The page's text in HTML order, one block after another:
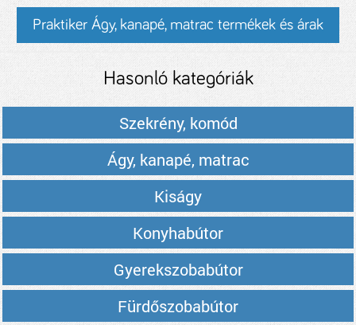
Praktiker Ágy, kanapé, matrac termékek és árak
Hasonló kategóriák
Szekrény, komód
Ágy, kanapé, matrac
Kiságy
Konyhabútor
Gyerekszobabútor
Fürdőszobabútor